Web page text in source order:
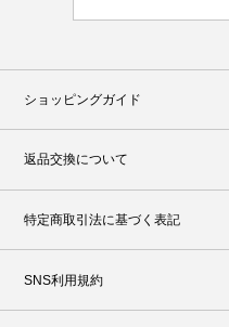
ショッピングガイド
返品交換について
特定商取引法に基づく表記
SNS利用規約